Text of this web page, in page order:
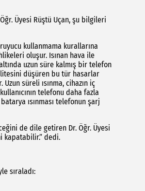
Üyesi Rüştü Uçan, şu bilgileri
kullanmama kurallarına
oluşur. Isınan hava ile
uzun süre kalmış bir telefon
düşüren bu tür hasarlar
süreli ısınma, cihazın iç
telefonu daha fazla
ısınması telefonun şarj
de dile getiren Dr. Öğr. Üyesi
kapatabilir.” dedi.
sıraladı: